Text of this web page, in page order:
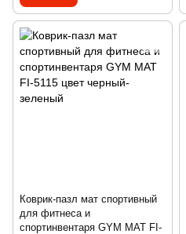
Коврик-пазл мат спортивный
для фитнеса и
спортинвентаря GYM MAT FI-